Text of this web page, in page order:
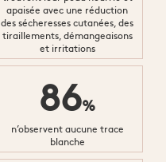
apaisée avec une réduction
des sécheresses cutanées, des
tiraillements, démangeaisons
et irritations
86%
n’observent aucune trace
blanche